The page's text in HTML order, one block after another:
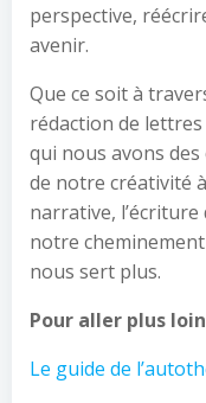
perspective,
avenir.
Que ce soit à
rédaction de
qui nous avons
de notre créativité
narrative,
notre
nous sert plus.
Pour aller plus
Le guide de